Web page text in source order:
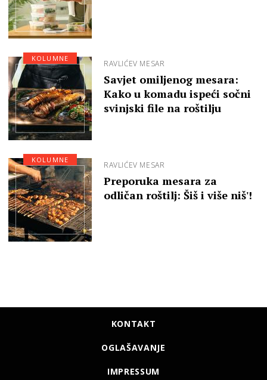
RAVLIĆEV MESAR
Savjet omiljenog mesara:
Kako u komadu ispeći sočni
svinjski file na roštilju
KOLUMNE
RAVLIĆEV MESAR
Preporuka mesara za
odličan roštilj: Šiš i više niš'!
KOLUMNE
KONTAKT
OGLAŠAVANJE
IMPRESSUM